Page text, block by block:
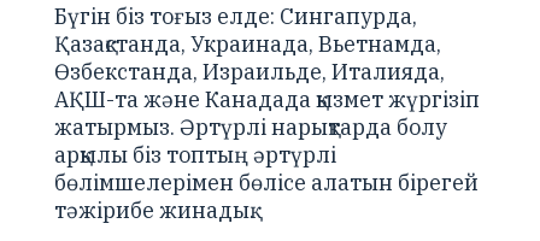
Бүгін біз тоғыз елде: Сингапурда,
Қазақстанда, Украинада, Вьетнамда,
Өзбекстанда, Израильде, Италияда,
АҚШ-та және Канадада қызмет жүргізіп
жатырмыз. Әртүрлі нарықтарда болу
арқылы біз топтың әртүрлі
бөлімшелерімен бөлісе алатын бірегей
тәжірибе жинадық.